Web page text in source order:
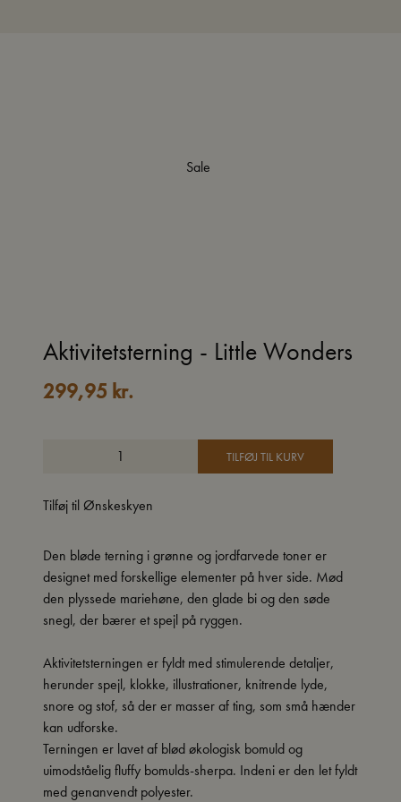
Sale
Aktivitetsterning - Little Wonders
299,95 kr.
TILFØJ TIL KURV
Tilføj til Ønskeskyen
Den bløde terning i grønne og jordfarvede toner er
designet med forskellige elementer på hver side. Mød
den plyssede mariehøne, den glade bi og den søde
snegl, der bærer et spejl på ryggen.
Aktivitetsterningen er fyldt med stimulerende detaljer,
herunder spejl, klokke, illustrationer, knitrende lyde,
snore og stof, så der er masser af ting, som små hænder
kan udforske.
Terningen er lavet af blød økologisk bomuld og
uimodståelig fluffy bomulds-sherpa. Indeni er den let fyldt
med genanvendt polyester.